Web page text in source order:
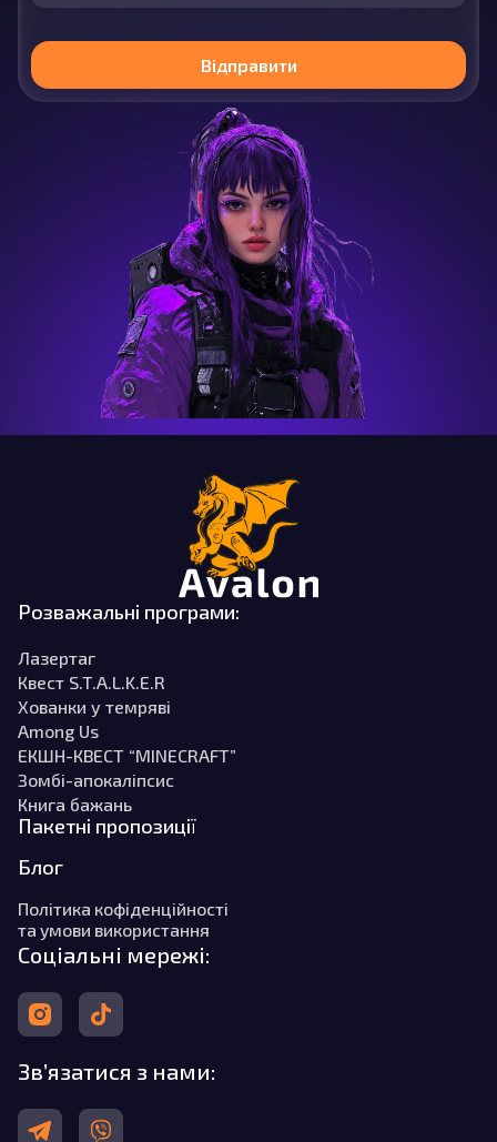
Відправити
Розважальні програми:
Лазертаг
Квест S.T.A.L.K.E.R
Хованки у темряві
Among Us
ЕКШН-КВЕСТ “MINECRAFT”
Зомбі-апокаліпсис
Книга бажань
Пакетні пропозиції
Блог
Політика кофіденційності
та умови використання
Соціальні мережі:
Зв’язатися з нами: